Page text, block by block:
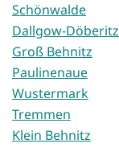
Schönwalde
Dallgow-Döberitz
Groß Behnitz
Paulinenaue
Wustermark
Tremmen
Klein Behnitz